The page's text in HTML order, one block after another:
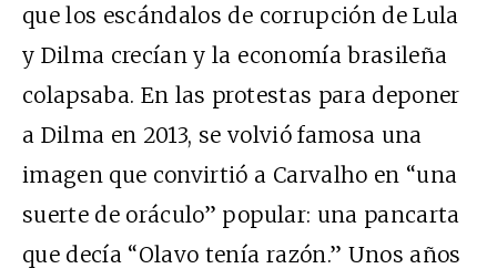
que los escándalos de corrupción de Lula
y Dilma crecían y la economía brasileña
colapsaba. En las protestas para deponer
a Dilma en 2013, se volvió famosa una
imagen que convirtió a Carvalho en “una
suerte de oráculo” popular: una pancarta
que decía “Olavo tenía razón.” Unos años